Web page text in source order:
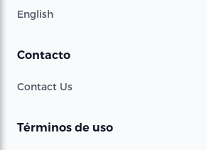
English
Contacto
Contact Us
Términos de uso